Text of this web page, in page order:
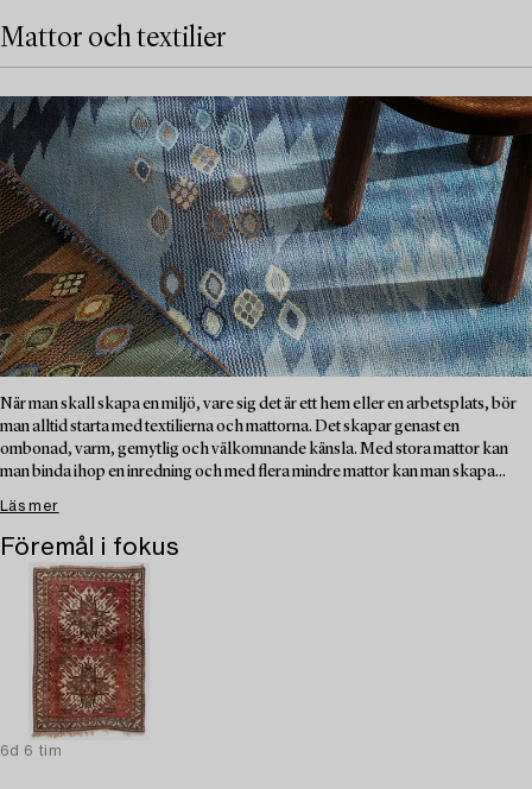
Mattor och textilier
När man skall skapa en miljö, vare sig det är ett hem eller en arbetsplats, bör
man alltid starta med textilierna och mattorna. Det skapar genast en
ombonad, varm, gemytlig och välkomnande känsla. Med stora mattor kan
man binda ihop en inredning och med flera mindre mattor kan man skapa...
Läs mer
Föremål i fokus
6d 6 tim